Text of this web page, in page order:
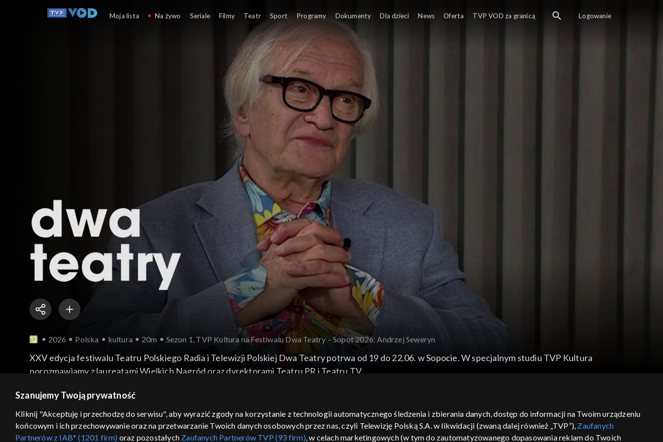
2026 Polska kultura 20m Sezon 1, TVP Kultura na Festiwalu Dwa Teatry – Sopot 2026: Andrzej Seweryn
XXV edycja festiwalu Teatru Polskiego Radia i Telewizji Polskiej Dwa Teatry potrwa od 19 do 22.06. w Sopocie. W specjalnym studiu TVP Kultura
porozmawiamy z laureatami Wielkich Nagród oraz dyrektorami Teatru PR i Teatru TV.
Sezony i odcinki Wybierz
Moja lista Na żywo Seriale Filmy Teatr Sport Programy Dokumenty Dla dzieci News Oferta TVP VOD za granicą Logowanie
Szanujemy Twoją prywatność
Kliknij "Akceptuję i przechodzę do serwisu", aby wyrazić zgody na korzystanie z technologii automatycznego śledzenia i zbierania danych, dostęp do informacji na Twoim urządzeniu
końcowym i ich przechowywanie oraz na przetwarzanie Twoich danych osobowych przez nas, czyli Telewizję Polską S.A. w likwidacji (zwaną dalej również „TVP”), Zaufanych
Partnerów z IAB* (1201 firm) oraz pozostałych Zaufanych Partnerów TVP (93 firm), w celach marketingowych (w tym do zautomatyzowanego dopasowania reklam do Twoich